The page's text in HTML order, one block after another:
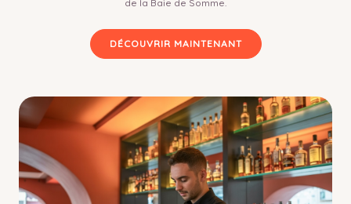
de la Baie de Somme.
DÉCOUVRIR MAINTENANT